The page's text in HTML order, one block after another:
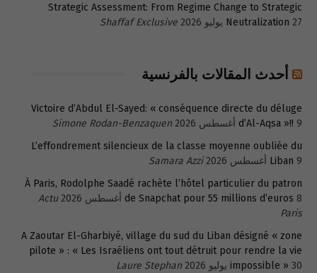
Strategic Assessment: From Regime Change to Strategic
Neutralization 27 يوليو 2026 Shaffaf Exclusive
أحدث المقالات بالفرنسية
Victoire d’Abdul El-Sayed: « conséquence directe du déluge
d’Al-Aqsa »!! 9 أغسطس 2026
Simone Rodan-Benzaquen
L’effondrement silencieux de la classe moyenne oubliée du
Liban 9 أغسطس 2026
Samara Azzi
À Paris, Rodolphe Saadé rachète l’hôtel particulier du patron
de Snapchat pour 55 millions d’euros 8 أغسطس 2026
Actu
Paris
A Zaoutar El-Gharbiyé, village du sud du Liban désigné « zone
pilote » : « Les Israéliens ont tout détruit pour rendre la vie
impossible » 30 يوليو 2026
Laure Stephan